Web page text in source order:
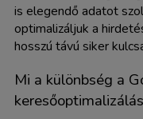
is elegendő adatot
optimalizáljuk a
hosszú távú siker
Mi a különbség a